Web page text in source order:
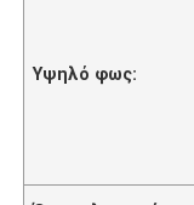
Υψηλό φως: